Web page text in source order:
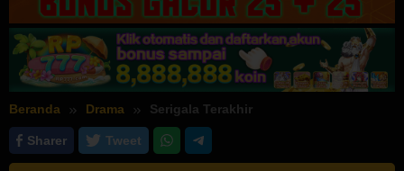
Beranda Drama Serigala Terakhir
Sharer Tweet